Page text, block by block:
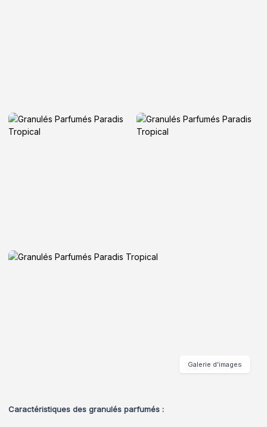
Caractéristiques des granulés parfumés :
Galerie d’images